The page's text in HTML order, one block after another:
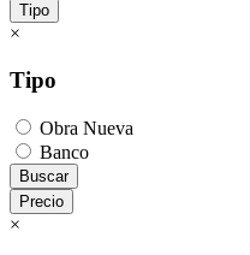
Tipo
×
Tipo
Obra Nueva
Banco
Buscar
Precio
×